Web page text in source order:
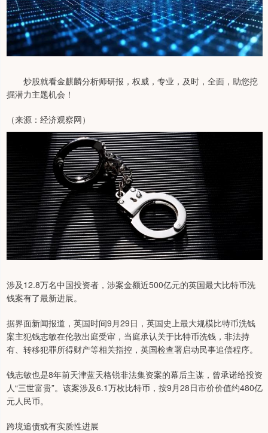
炒股就看金麒麟分析师研报，权威，专业，及时，全面，助您挖
掘潜力主题机会！
（来源：经济观察网）
涉及12.8万名中国投资者，涉案金额近500亿元的英国最大比特币洗
钱案有了最新进展。
据界面新闻报道，英国时间9月29日，英国史上最大规模比特币洗钱
案主犯钱志敏在伦敦出庭受审，当庭承认关于比特币洗钱，非法持
有、转移犯罪所得财产等相关指控，英国检查署启动民事追偿程序。
钱志敏也是8年前天津蓝天格锐非法集资案的幕后主谋，曾承诺给投资
人“三世富贵”。该案涉及6.1万枚比特币，按9月28日市价价值约480亿
元人民币。
跨境追债或有实质性进展